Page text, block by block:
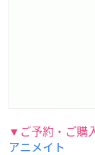
▼ご予約・ご購
アニメイト